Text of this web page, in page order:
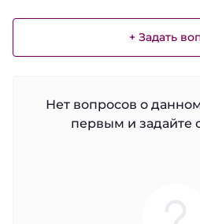
+ Задать
Нет вопросов о
первым и задайте